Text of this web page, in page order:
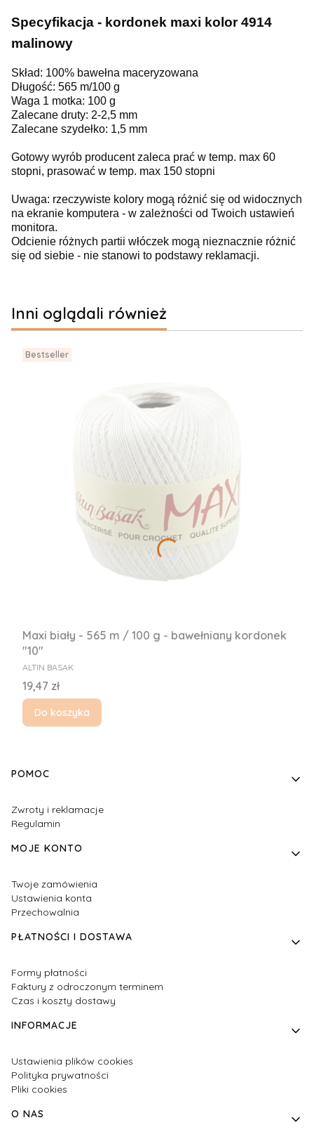
Specyfikacja - kordonek maxi kolor 4914
malinowy
Skład: 100% bawełna maceryzowana
Długość: 565 m/100 g
Waga 1 motka: 100 g
Zalecane druty: 2-2,5 mm
Zalecane szydełko: 1,5 mm
Gotowy wyrób producent zaleca prać w temp. max 60
stopni, prasować w temp. max 150 stopni
Uwaga: rzeczywiste kolory mogą różnić się od widocznych
na ekranie komputera - w zależności od Twoich ustawień
monitora.
Odcienie różnych partii włóczek mogą nieznacznie różnić
się od siebie - nie stanowi to podstawy reklamacji.
Inni oglądali również
Bestseller
Maxi biały - 565 m / 100 g - bawełniany kordonek
"10"
PRODUCENT
ALTIN BASAK
Cena
19,47 zł
Do koszyka
Linki w stopce
POMOC
Zwroty i reklamacje
Regulamin
MOJE KONTO
Twoje zamówienia
Ustawienia konta
Przechowalnia
PŁATNOŚCI I DOSTAWA
Formy płatności
Faktury z odroczonym terminem
Czas i koszty dostawy
INFORMACJE
Ustawienia plików cookies
Polityka prywatności
Pliki cookies
O NAS